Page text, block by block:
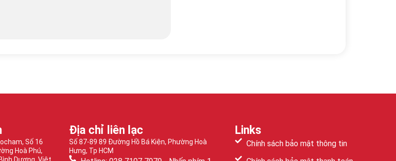
Số 16
Hoà Phú,
Địa chỉ liên lạc
Số 87-89 89 Đường Hồ Bá Kiện, Phường Hoà
Hưng, Tp HCM
Links
Chính sách bảo mật thông tin